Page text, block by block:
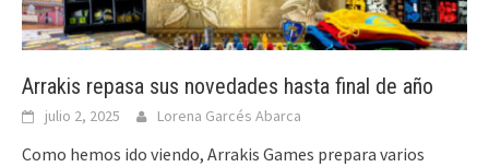
Arrakis repasa sus novedades hasta final de año
julio 2, 2025 Lorena Garcés Abarca
Como hemos ido viendo, Arrakis Games prepara varios